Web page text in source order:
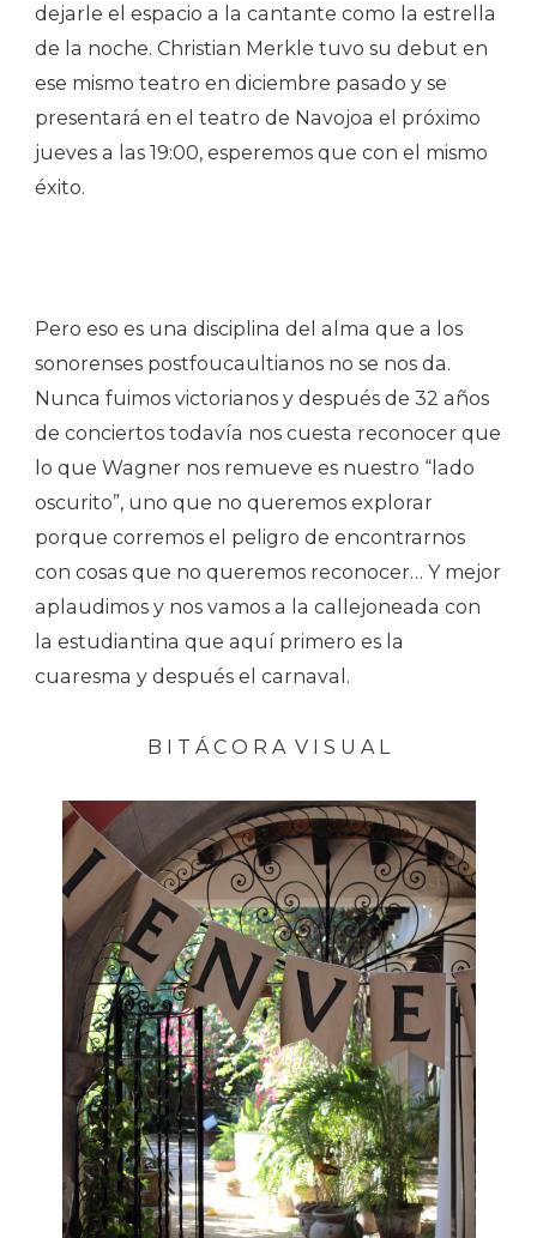
dejarle el espacio a la cantante como la estrella
de la noche. Christian Merkle tuvo su debut en
ese mismo teatro en diciembre pasado y se
presentará en el teatro de Navojoa el próximo
jueves a las 19:00, esperemos que con el mismo
éxito.
Pero eso es una disciplina del alma que a los
sonorenses postfoucaultianos no se nos da.
Nunca fuimos victorianos y después de 32 años
de conciertos todavía nos cuesta reconocer que
lo que Wagner nos remueve es nuestro “lado
oscurito”, uno que no queremos explorar
porque corremos el peligro de encontrarnos
con cosas que no queremos reconocer… Y mejor
aplaudimos y nos vamos a la callejoneada con
la estudiantina que aquí primero es la
cuaresma y después el carnaval.
B I T Á C O R A V I S U A L